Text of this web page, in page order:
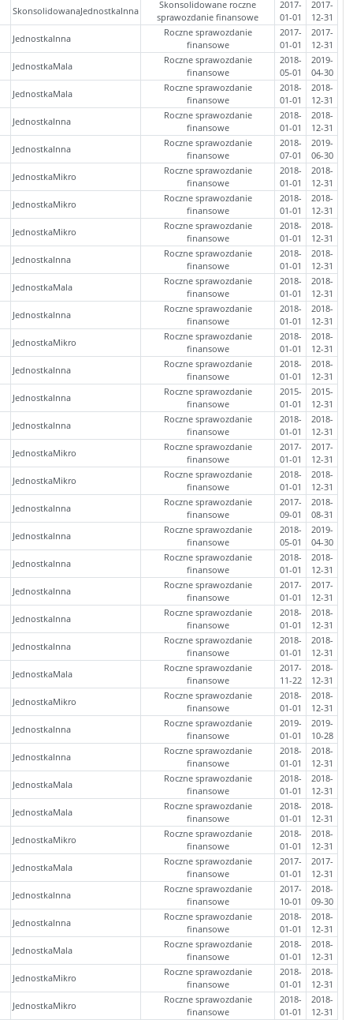
SkonsolidowanaJednostkaInna
Skonsolidowane roczne
sprawozdanie finansowe
2017-
01-01
2017-
12-31
JednostkaInna
Roczne sprawozdanie
finansowe
2017-
01-01
2017-
12-31
JednostkaMala
Roczne sprawozdanie
finansowe
2018-
05-01
2019-
04-30
JednostkaMala
Roczne sprawozdanie
finansowe
2018-
01-01
2018-
12-31
JednostkaInna
Roczne sprawozdanie
finansowe
2018-
01-01
2018-
12-31
JednostkaInna
Roczne sprawozdanie
finansowe
2018-
07-01
2019-
06-30
JednostkaMikro
Roczne sprawozdanie
finansowe
2018-
01-01
2018-
12-31
JednostkaMikro
Roczne sprawozdanie
finansowe
2018-
01-01
2018-
12-31
JednostkaMikro
Roczne sprawozdanie
finansowe
2018-
01-01
2018-
12-31
JednostkaInna
Roczne sprawozdanie
finansowe
2018-
01-01
2018-
12-31
JednostkaMala
Roczne sprawozdanie
finansowe
2018-
01-01
2018-
12-31
JednostkaInna
Roczne sprawozdanie
finansowe
2018-
01-01
2018-
12-31
JednostkaMikro
Roczne sprawozdanie
finansowe
2018-
01-01
2018-
12-31
JednostkaInna
Roczne sprawozdanie
finansowe
2018-
01-01
2018-
12-31
JednostkaInna
Roczne sprawozdanie
finansowe
2015-
01-01
2015-
12-31
JednostkaInna
Roczne sprawozdanie
finansowe
2018-
01-01
2018-
12-31
JednostkaMikro
Roczne sprawozdanie
finansowe
2017-
01-01
2017-
12-31
JednostkaMikro
Roczne sprawozdanie
finansowe
2018-
01-01
2018-
12-31
JednostkaInna
Roczne sprawozdanie
finansowe
2017-
09-01
2018-
08-31
JednostkaInna
Roczne sprawozdanie
finansowe
2018-
05-01
2019-
04-30
JednostkaInna
Roczne sprawozdanie
finansowe
2018-
01-01
2018-
12-31
JednostkaInna
Roczne sprawozdanie
finansowe
2017-
01-01
2017-
12-31
JednostkaInna
Roczne sprawozdanie
finansowe
2018-
01-01
2018-
12-31
JednostkaInna
Roczne sprawozdanie
finansowe
2018-
01-01
2018-
12-31
JednostkaMala
Roczne sprawozdanie
finansowe
2017-
11-22
2018-
12-31
JednostkaMikro
Roczne sprawozdanie
finansowe
2018-
01-01
2018-
12-31
JednostkaInna
Roczne sprawozdanie
finansowe
2019-
01-01
2019-
10-28
JednostkaInna
Roczne sprawozdanie
finansowe
2018-
01-01
2018-
12-31
JednostkaMala
Roczne sprawozdanie
finansowe
2018-
01-01
2018-
12-31
JednostkaMala
Roczne sprawozdanie
finansowe
2018-
01-01
2018-
12-31
JednostkaMikro
Roczne sprawozdanie
finansowe
2018-
01-01
2018-
12-31
JednostkaMala
Roczne sprawozdanie
finansowe
2017-
01-01
2017-
12-31
JednostkaInna
Roczne sprawozdanie
finansowe
2017-
10-01
2018-
09-30
JednostkaInna
Roczne sprawozdanie
finansowe
2018-
01-01
2018-
12-31
JednostkaMala
Roczne sprawozdanie
finansowe
2018-
01-01
2018-
12-31
JednostkaMikro
Roczne sprawozdanie
finansowe
2018-
01-01
2018-
12-31
JednostkaMikro
Roczne sprawozdanie
finansowe
2018-
01-01
2018-
12-31